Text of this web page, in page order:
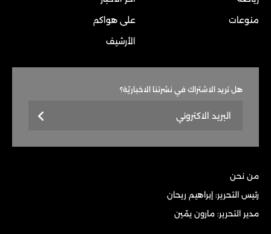
منوعات
على هواكم
الأرشيف
هل تريد الاشتراك في نشرتنا الاخباريّة؟
من نحن
رئيس التحرير: إبراهيم ريحان
مدير التحرير: مارون يمّين